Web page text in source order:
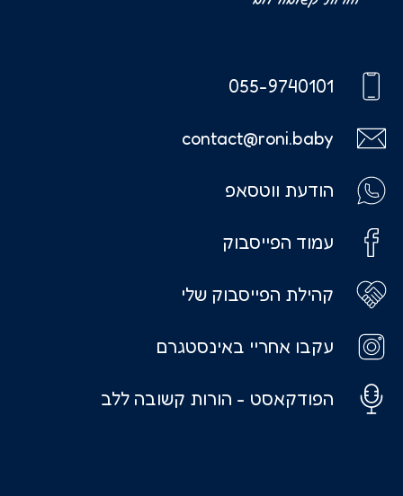
055-9740101
contact@roni.baby
הודעת ווטסאפ
עמוד הפייסבוק
קהילת הפייסבוק שלי
עקבו אחריי באינסטגרם
הפודקאסט - הורות קשובה ללב